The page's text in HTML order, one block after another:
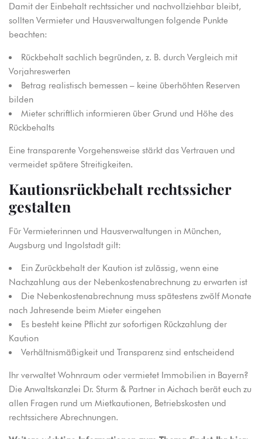
Damit der Einbehalt rechtssicher und nachvollziehbar bleibt,
sollten Vermieter und Hausverwaltungen folgende Punkte
beachten:
Rückbehalt sachlich begründen, z. B. durch Vergleich mit
Vorjahreswerten
Betrag realistisch bemessen – keine überhöhten Reserven
bilden
Mieter schriftlich informieren über Grund und Höhe des
Rückbehalts
Eine transparente Vorgehensweise stärkt das Vertrauen und
vermeidet spätere Streitigkeiten.
Kautionsrückbehalt rechtssicher
gestalten
Für Vermieterinnen und Hausverwaltungen in München,
Augsburg und Ingolstadt gilt:
Ein Zurückbehalt der Kaution ist zulässig, wenn eine
Nachzahlung aus der Nebenkostenabrechnung zu erwarten ist
Die Nebenkostenabrechnung muss spätestens zwölf Monate
nach Jahresende beim Mieter eingehen
Es besteht keine Pflicht zur sofortigen Rückzahlung der
Kaution
Verhältnismäßigkeit und Transparenz sind entscheidend
Ihr verwaltet Wohnraum oder vermietet Immobilien in Bayern?
Die Anwaltskanzlei Dr. Sturm & Partner in Aichach berät euch zu
allen Fragen rund um Mietkautionen, Betriebskosten und
rechtssichere Abrechnungen.